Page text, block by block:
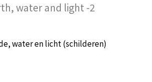
water and light -2
water en licht (schilderen)